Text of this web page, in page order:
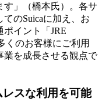
す」（橋本氏）。各サ
のSuicaに加え、お
イント「JRE
くのお客様にご利用
業を成長させる観点で
スな利用を可能